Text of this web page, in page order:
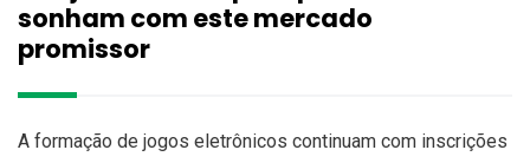
sonham com este mercado
promissor
A formação de jogos eletrônicos continuam com inscrições